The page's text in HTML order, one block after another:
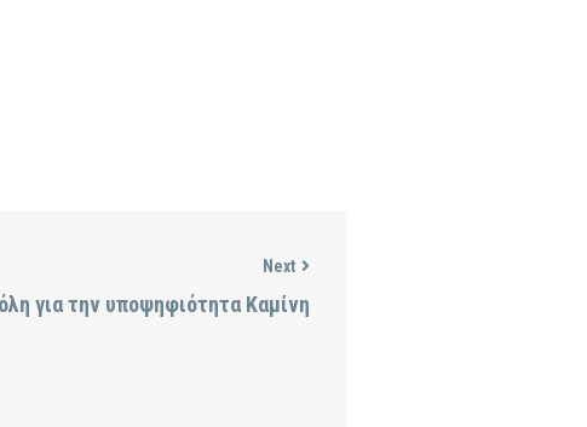
Next
για την υποψηφιότητα Καμίνη